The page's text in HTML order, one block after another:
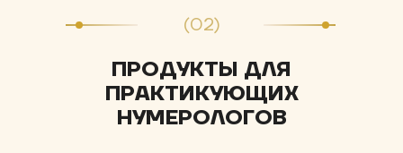
ПРОДУКТЫ ДЛЯ
ПРАКТИКУЮЩИХ
НУМЕРОЛОГОВ
(02)